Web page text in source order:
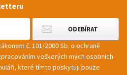
č. 101/2000 Sb. o ochraně
veškerých mých osobních
které tímto poskytuji pouze